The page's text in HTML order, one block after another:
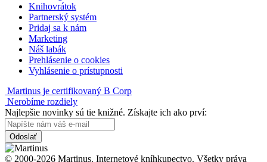
Knihovrátok
Partnerský systém
Pridaj sa k nám
Marketing
Náš labák
Prehlásenie o cookies
Vyhlásenie o prístupnosti
Martinus je certifikovaný B Corp
Nerobíme rozdiely
Najlepšie novinky sú tie knižné. Získajte ich ako prví:
Odoslať
© 2000-2026 Martinus. Internetové kníhkupectvo. Všetky práva